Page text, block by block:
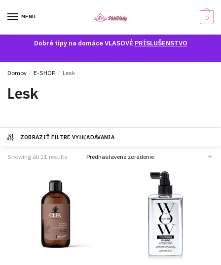
MENU 0
Dobré tipy na domáce VLASOVÉ PRÍSLUŠENSTVO
Domov / E-SHOP / Lesk
Lesk
ZOBRAZIŤ FILTRE VYHĽADÁVANIA
Showing all 11 results